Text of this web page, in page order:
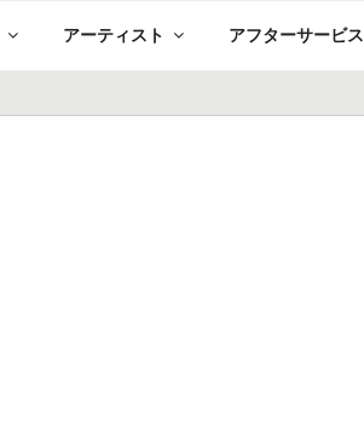
アーティスト アフターサービス